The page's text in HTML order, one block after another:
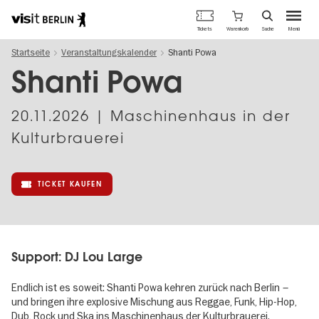
zum
Inhalt
Berlins
offizielles
Tourismusportal
Menü
Tickets Warenkorb Suche
Startseite Veranstaltungskalender Shanti Powa
Shanti Powa
20.11.2026 | Maschinenhaus in der
Kulturbrauerei
TICKET KAUFEN
Support: DJ Lou Large
Endlich ist es soweit: Shanti Powa kehren zurück nach Berlin –
und bringen ihre explosive Mischung aus Reggae, Funk, Hip-Hop,
Dub, Rock und Ska ins Maschinenhaus der Kulturbrauerei.